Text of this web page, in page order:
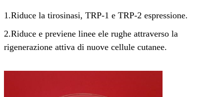
1.Riduce la tirosinasi, TRP-1 e TRP-2 espressione.
2.Riduce e previene linee ele rughe attraverso la
rigenerazione attiva di nuove cellule cutanee.